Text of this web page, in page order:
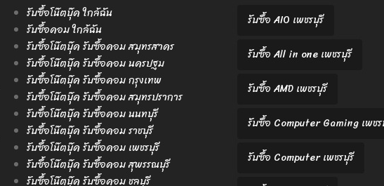
รับซื้อโน๊ตบุ๊ค ใกล้ฉัน
รับซื้อคอม ใกล้ฉัน
รับซื้อโน๊ตบุ๊ค รับซื้อคอม สมุทรสาคร
รับซื้อโน๊ตบุ๊ค รับซื้อคอม นครปฐม
รับซื้อโน๊ตบุ๊ค รับซื้อคอม กรุงเทพ
รับซื้อโน๊ตบุ๊ค รับซื้อคอม สมุทรปราการ
รับซื้อโน๊ตบุ๊ค รับซื้อคอม นนทบุรี
รับซื้อโน๊ตบุ๊ค รับซื้อคอม ราชบุรี
รับซื้อโน๊ตบุ๊ค รับซื้อคอม เพชรบุรี
รับซื้อโน๊ตบุ๊ค รับซื้อคอม สุพรรณบุรี
รับซื้อโน๊ตบุ๊ค รับซื้อคอม ชลบุรี
รับซื้อ AIO เพชรบุรี
รับซื้อ All in one เพชรบุรี
รับซื้อ AMD เพชรบุรี
รับซื้อ Computer Gaming เพช
รับซื้อ Computer เพชรบุรี